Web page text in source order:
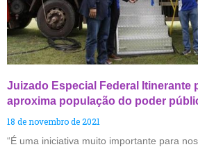
Juizado Especial Federal Itinerante
aproxima população do poder
18 de novembro de 2021
“É uma iniciativa muito importante para